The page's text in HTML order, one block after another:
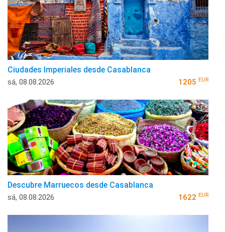
Ciudades Imperiales desde Casablanca
sá, 08.08.2026 1205 EUR
Descubre Marruecos desde Casablanca
sá, 08.08.2026 1622 EUR